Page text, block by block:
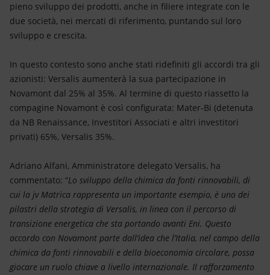
pieno sviluppo dei prodotti, anche in filiere integrate con le
due società, nei mercati di riferimento, puntando sul loro
sviluppo e crescita.
In questo contesto sono anche stati ridefiniti gli accordi tra gli
azionisti: Versalis aumenterà la sua partecipazione in
Novamont dal 25% al 35%. Al termine di questo riassetto la
compagine Novamont è così configurata: Mater-Bi (detenuta
da NB Renaissance, Investitori Associati e altri investitori
privati) 65%, Versalis 35%.
Adriano Alfani, Amministratore delegato Versalis, ha
commentato: “Lo sviluppo della chimica da fonti rinnovabili, di
cui la jv Matrìca rappresenta un importante esempio, è uno dei
pilastri della strategia di Versalis, in linea con il percorso di
transizione energetica che sta portando avanti Eni. Questo
accordo con Novamont parte dall’idea che l’Italia, nel campo della
chimica da fonti rinnovabili e della bioeconomia circolare, possa
giocare un ruolo chiave a livello internazionale. Il rafforzamento